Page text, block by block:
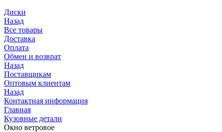
Диски
Назад
Все товары
Доставка
Оплата
Обмен и возврат
Назад
Поставщикам
Оптовым клиентам
Назад
Контактная информация
Главная
Кузовные детали
Окно ветровое